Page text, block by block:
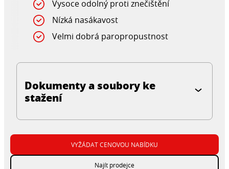
Vysoce odolný proti znečištění
Nízká nasákavost
Velmi dobrá paropropustnost
Dokumenty a soubory ke
stažení
VYŽÁDAT CENOVOU NABÍDKU
Najít prodejce